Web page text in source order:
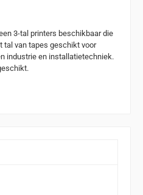
3-tal printers beschikbaar die
tal van tapes geschikt voor
industrie en installatietechniek.